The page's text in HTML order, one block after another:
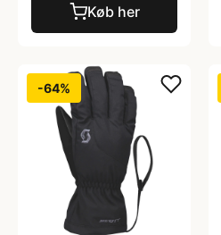
Køb her
-64%